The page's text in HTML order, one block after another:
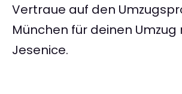
Vertraue auf den
München für deinen Umzug
Jesenice.